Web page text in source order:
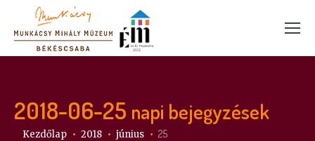
2018-06-25 napi bejegyzések
Itt vagy:
Kezdőlap 2018 június 25